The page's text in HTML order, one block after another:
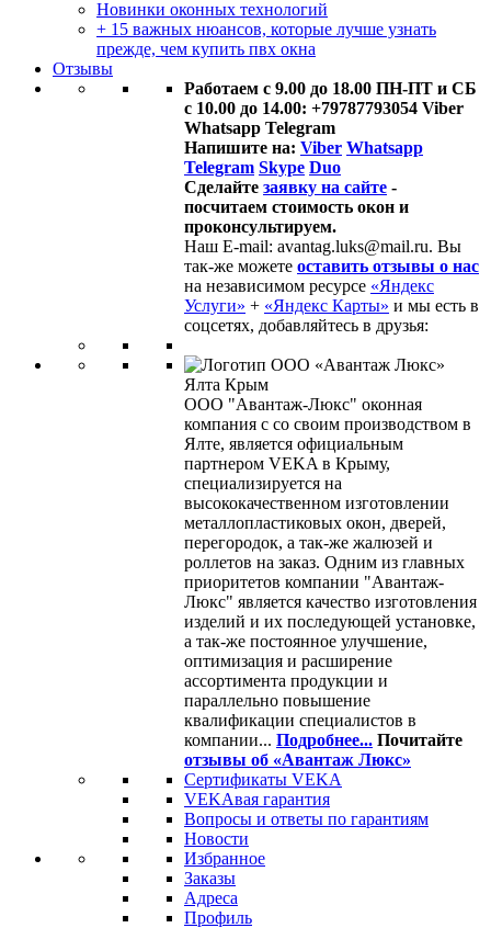
Новинки оконных технологий
+ 15 важных нюансов, которые лучше узнать
прежде, чем купить пвх окна
Отзывы
Работаем с 9.00 до 18.00 ПН-ПТ и СБ
с 10.00 до 14.00: +79787793054 Viber
Whatsapp Telegram
Напишите на: Viber Whatsapp
Telegram Skype Duo
Сделайте заявку на сайте -
посчитаем стоимость окон и
проконсультируем.
Наш E-mail: avantag.luks@mail.ru. Вы
так-же можете оставить отзывы о нас
на независимом ресурсе «Яндекс
Услуги» + «Яндекс Карты» и мы есть в
соцсетях, добавляйтесь в друзья:
ООО "Авантаж-Люкс" оконная
компания с со своим производством в
Ялте, является официальным
партнером VEKA в Крыму,
специализируется на
высококачественном изготовлении
металлопластиковых окон, дверей,
перегородок, а так-же жалюзей и
роллетов на заказ. Одним из главных
приоритетов компании "Авантаж-
Люкс" является качество изготовления
изделий и их последующей установке,
а так-же постоянное улучшение,
оптимизация и расширение
ассортимента продукции и
параллельно повышение
квалификации специалистов в
компании... Подробнее... Почитайте
отзывы об «Авантаж Люкс»
Сертификаты VEKA
VEKAвая гарантия
Вопросы и ответы по гарантиям
Новости
Избранное
Заказы
Адреса
Профиль